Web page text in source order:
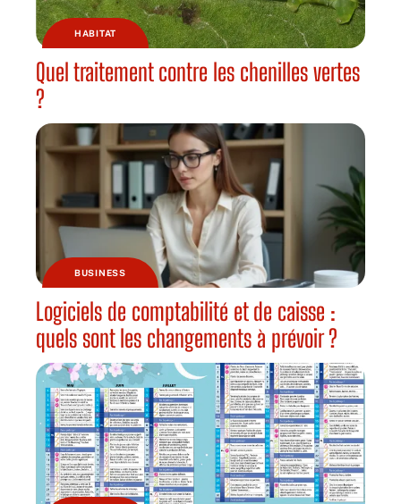
HABITAT
Quel traitement contre les chenilles vertes
?
BUSINESS
Logiciels de comptabilité et de caisse :
quels sont les changements à prévoir ?